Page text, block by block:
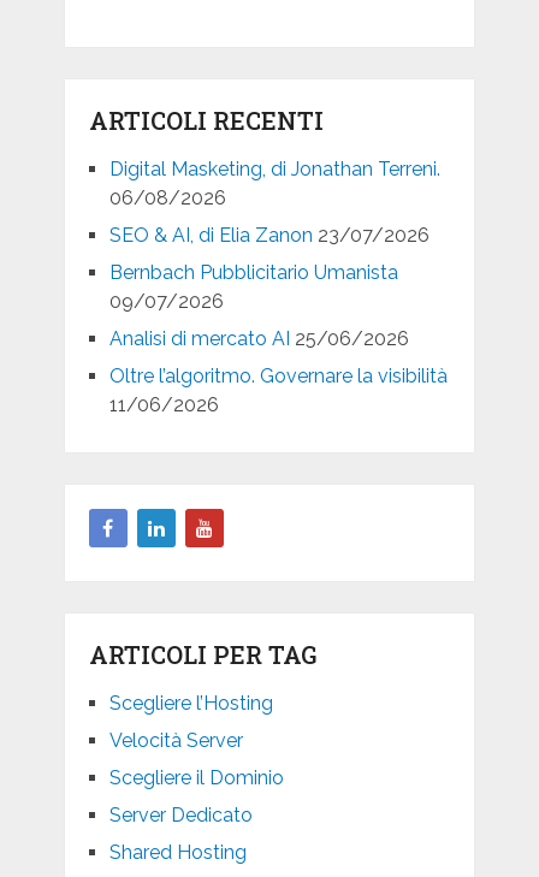
ARTICOLI RECENTI
Digital Masketing, di Jonathan Terreni.
06/08/2026
SEO & AI, di Elia Zanon 23/07/2026
Bernbach Pubblicitario Umanista
09/07/2026
Analisi di mercato AI 25/06/2026
Oltre l’algoritmo. Governare la visibilità
11/06/2026
ARTICOLI PER TAG
Scegliere l’Hosting
Velocità Server
Scegliere il Dominio
Server Dedicato
Shared Hosting